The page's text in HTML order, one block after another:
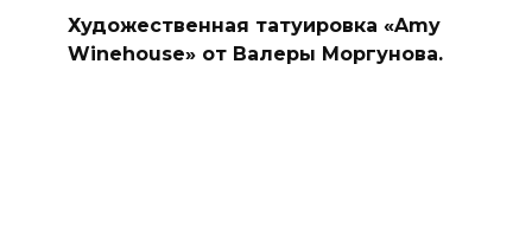
Художественная татуировка «Amy
Winehouse» от Валеры Моргунова.